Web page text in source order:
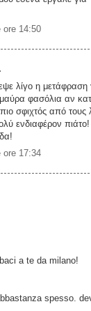
ore 14:50
λίγο η
φασόλια αν
σφιχτός από τους
ενδιαφέρον πιάτο!
ore 17:34
a te da milano!
spesso.